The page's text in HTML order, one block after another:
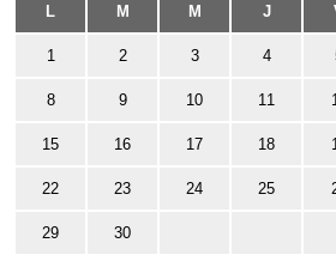
L M M J
1 2 3 4
8 9 10 11
15 16 17 18
22 23 24 25
29 30